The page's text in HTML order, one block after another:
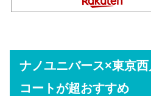
ナノユニバース×東京
コートが超おすすめ